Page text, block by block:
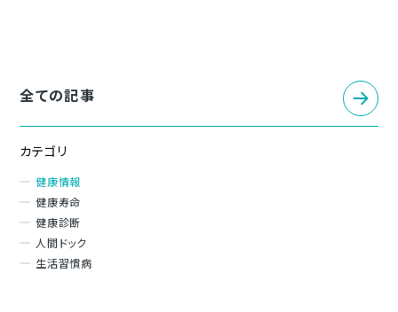
全ての記事
カテゴリ
健康情報
健康寿命
健康診断
人間ドック
生活習慣病